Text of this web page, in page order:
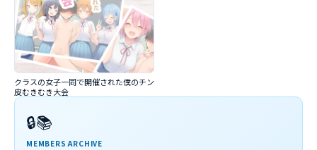
クラスの女子一同で開催された僕のチン
皮むきむき大会
🔒📚
MEMBERS ARCHIVE